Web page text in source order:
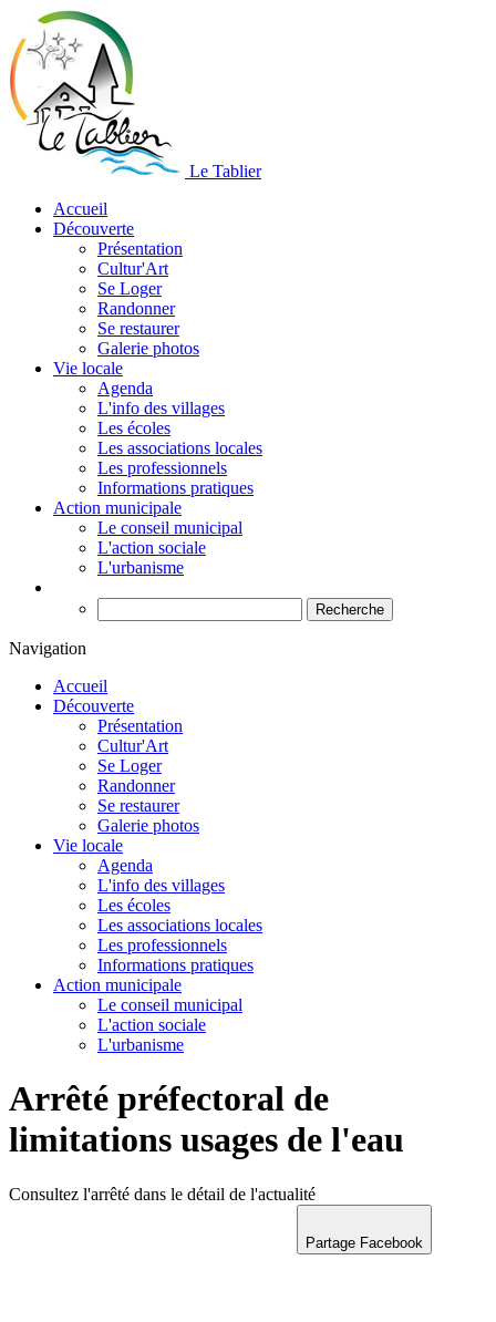
Le Tablier
Accueil
Découverte
Présentation
Cultur'Art
Se Loger
Randonner
Se restaurer
Galerie photos
Vie locale
Agenda
L'info des villages
Les écoles
Les associations locales
Les professionnels
Informations pratiques
Action municipale
Le conseil municipal
L'action sociale
L'urbanisme
Recherche
Navigation
Accueil
Découverte
Présentation
Cultur'Art
Se Loger
Randonner
Se restaurer
Galerie photos
Vie locale
Agenda
L'info des villages
Les écoles
Les associations locales
Les professionnels
Informations pratiques
Action municipale
Le conseil municipal
L'action sociale
L'urbanisme
Arrêté préfectoral de
limitations usages de l'eau
Consultez l'arrêté dans le détail de l'actualité
Partage Facebook